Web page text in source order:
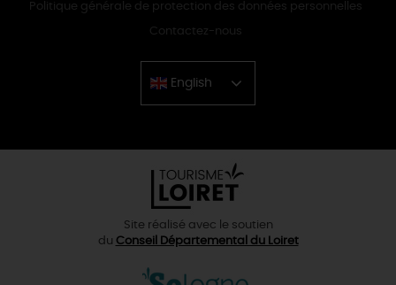
Politique générale de protection des données personnelles
Contactez-nous
English
Chinese
Site réalisé avec le soutien
du Conseil Départemental du Loiret